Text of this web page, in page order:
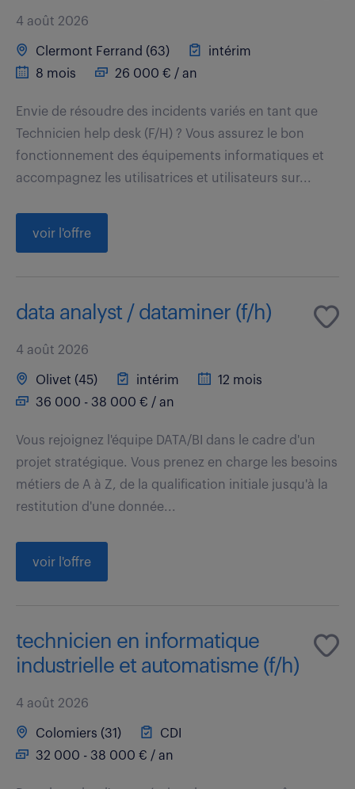
4 août 2026
Clermont Ferrand (63)
intérim
8 mois
26 000 € / an
Envie de résoudre des incidents variés en tant que
Technicien help desk (F/H) ? Vous assurez le bon
fonctionnement des équipements informatiques et
accompagnez les utilisatrices et utilisateurs sur...
voir l'offre
data analyst / dataminer (f/h)
4 août 2026
Olivet (45) intérim
12 mois
36 000 - 38 000 € / an
Vous rejoignez l'équipe DATA/BI dans le cadre d'un
projet stratégique. Vous prenez en charge les besoins
métiers de A à Z, de la qualification initiale jusqu'à la
restitution d'une donnée...
voir l'offre
technicien en informatique
industrielle et automatisme (f/h)
4 août 2026
Colomiers (31)
CDI
32 000 - 38 000 € / an